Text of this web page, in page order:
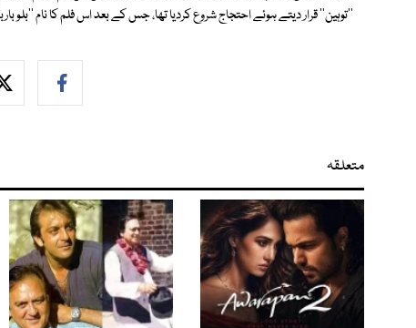
''توہین'' قرار دیتے ہوئے احتجاج شروع کردیا تھا، جس کے بعد اس فلم کا نام ''بلو
متعلقہ